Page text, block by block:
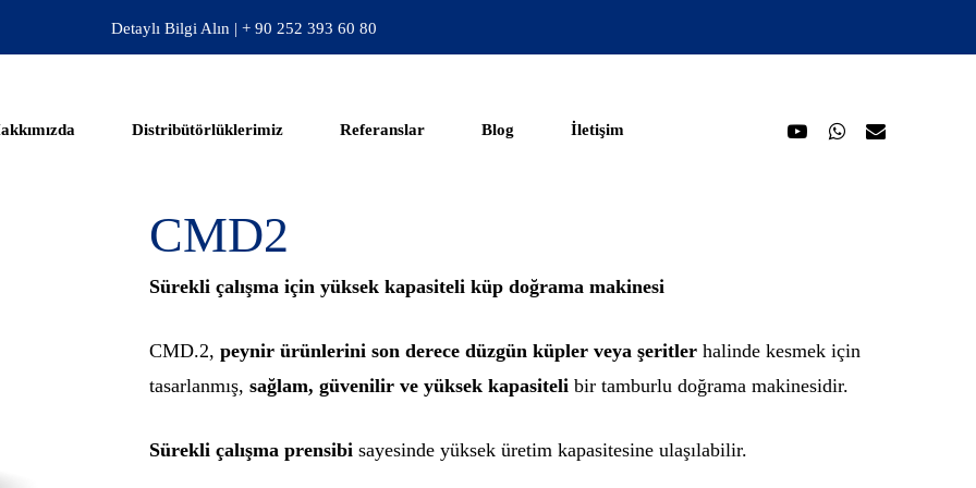
Detaylı Bilgi Alın | + 90 252 393 60 80
Distribütörlüklerimiz Referanslar Blog İletişim youtubewhatsapp
email
CMD2
Sürekli çalışma için yüksek kapasiteli küp doğrama makinesi
CMD.2, peynir ürünlerini son derece düzgün küpler veya şeritlerhalinde kesmek için
tasarlanmış, sağlam, güvenilir ve yüksek kapasitelibir tamburlu doğrama makinesidir.
Sürekli çalışma prensibisayesinde yüksek üretim kapasitesine ulaşılabilir.